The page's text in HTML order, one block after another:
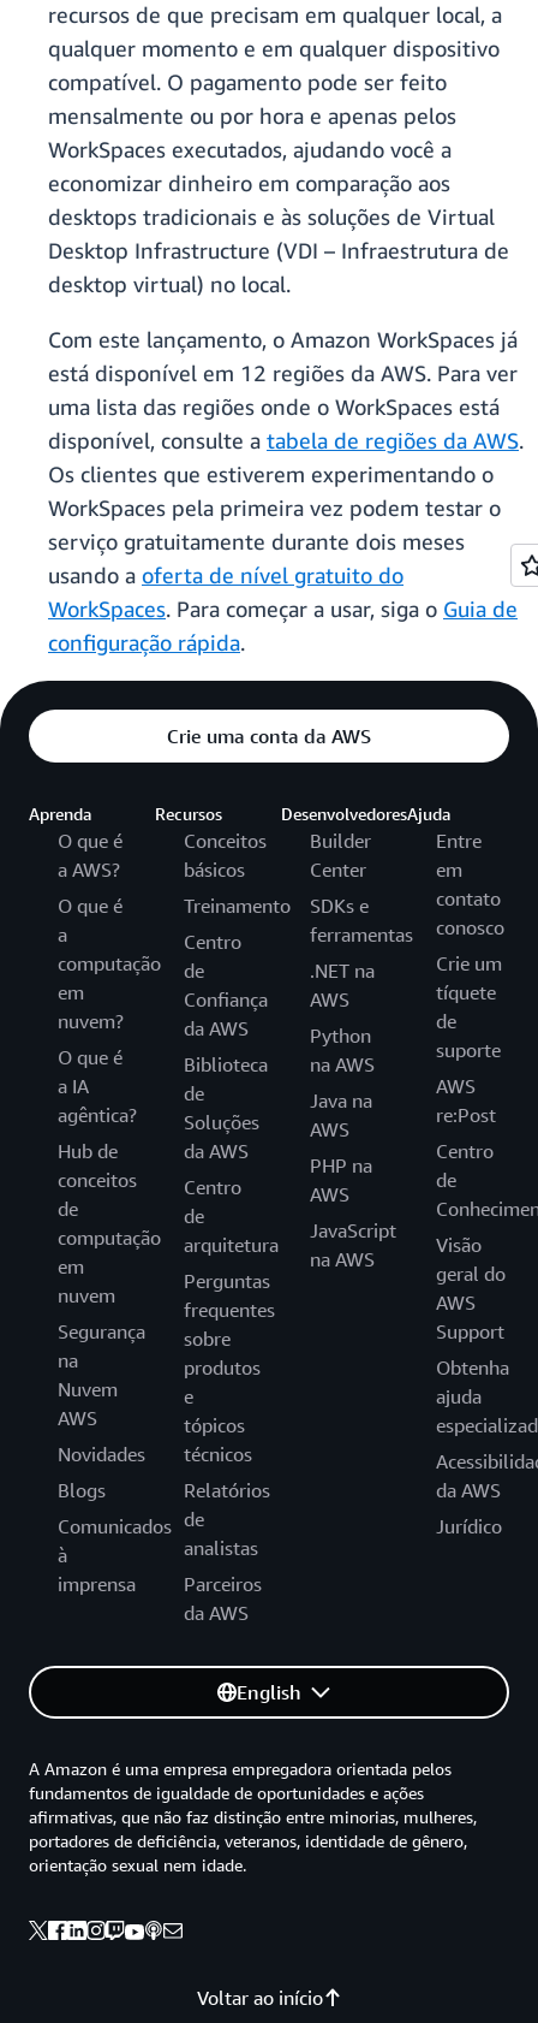
recursos de que precisam em qualquer local, a
qualquer momento e em qualquer dispositivo
compatível. O pagamento pode ser feito
mensalmente ou por hora e apenas pelos
WorkSpaces executados, ajudando você a
economizar dinheiro em comparação aos
desktops tradicionais e às soluções de Virtual
Desktop Infrastructure (VDI – Infraestrutura de
desktop virtual) no local.
Com este lançamento, o Amazon WorkSpaces já
está disponível em 12 regiões da AWS. Para ver
uma lista das regiões onde o WorkSpaces está
disponível, consulte a tabela de regiões da AWS.
Os clientes que estiverem experimentando o
WorkSpaces pela primeira vez podem testar o
serviço gratuitamente durante dois meses
usando a oferta de nível gratuito do
WorkSpaces. Para começar a usar, siga o Guia de
configuração rápida.
Crie uma conta da AWS
Aprenda
O que é
a AWS?
O que é
a
computação
em
nuvem?
O que é
a IA
agêntica?
Hub de
conceitos
de
computação
em
nuvem
Segurança
na
Nuvem
AWS
Novidades
Blogs
Comunicados
à
imprensa
Recursos
Conceitos
básicos
Treinamento
Centro
de
Confiança
da AWS
Biblioteca
de
Soluções
da AWS
Centro
de
arquitetura
Perguntas
frequentes
sobre
produtos
e
tópicos
técnicos
Relatórios
de
analistas
Parceiros
da AWS
Desenvolvedores
Builder
Center
SDKs e
ferramentas
.NET na
AWS
Python
na AWS
Java na
AWS
PHP na
AWS
JavaScript
na AWS
Ajuda
Entre
em
contato
conosco
Crie um
tíquete
de
suporte
AWS
re:Post
Centro
de
Visão
geral do
AWS
Support
Obtenha
ajuda
da AWS
Jurídico
English
Voltar ao início
A Amazon é uma empresa empregadora orientada pelos
fundamentos de igualdade de oportunidades e ações
afirmativas, que não faz distinção entre minorias, mulheres,
portadores de deficiência, veteranos, identidade de gênero,
orientação sexual nem idade.